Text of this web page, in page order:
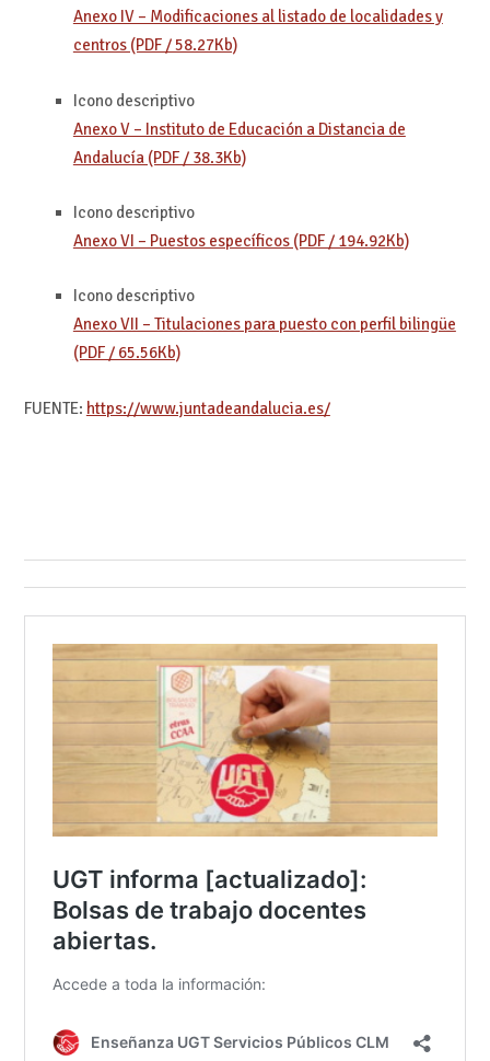
Anexo IV – Modificaciones al listado de localidades y
centros (PDF / 58.27Kb)
Icono descriptivo
Anexo V – Instituto de Educación a Distancia de
Andalucía (PDF / 38.3Kb)
Icono descriptivo
Anexo VI – Puestos específicos (PDF / 194.92Kb)
Icono descriptivo
Anexo VII – Titulaciones para puesto con perfil bilingüe
(PDF / 65.56Kb)
FUENTE: https://www.juntadeandalucia.es/